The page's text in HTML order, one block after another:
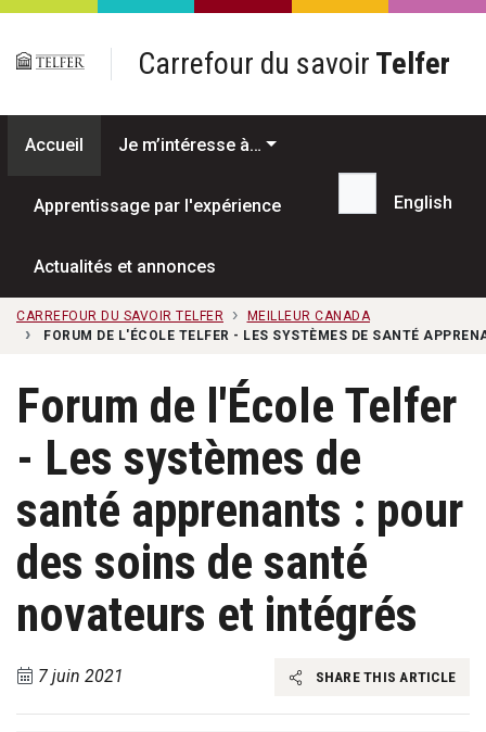
Passer au contenu principal
Carrefour du savoir Telfer
Accueil Je m’intéresse à…
Apprentissage par l'expérience
Actualités et annonces
Recherche...
English
CARREFOUR DU SAVOIR TELFER
MEILLEUR CANADA
FORUM DE L'ÉCOLE TELFER - LES SYSTÈMES DE SANTÉ
Forum de l'École Telfer
- Les systèmes de
santé apprenants : pour
des soins de santé
novateurs et intégrés
7 juin 2021 SHARE THIS ARTICLE